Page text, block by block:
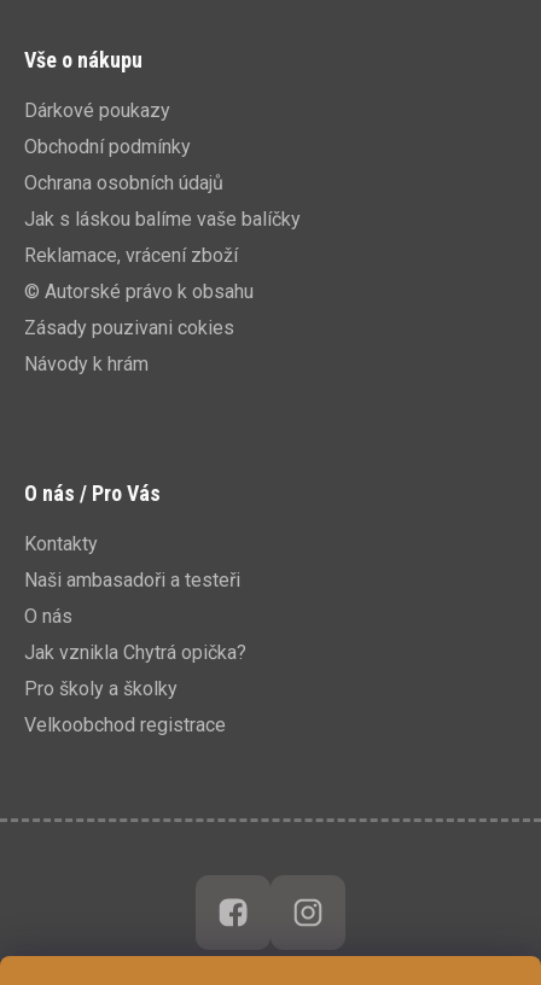
Vše o nákupu
Dárkové poukazy
Obchodní podmínky
Ochrana osobních údajů
Jak s láskou balíme vaše balíčky
Reklamace, vrácení zboží
© Autorské právo k obsahu
Zásady pouzivani cokies
Návody k hrám
O nás / Pro Vás
Kontakty
Naši ambasadoři a testeři
O nás
Jak vznikla Chytrá opička?
Pro školy a školky
Velkoobchod registrace